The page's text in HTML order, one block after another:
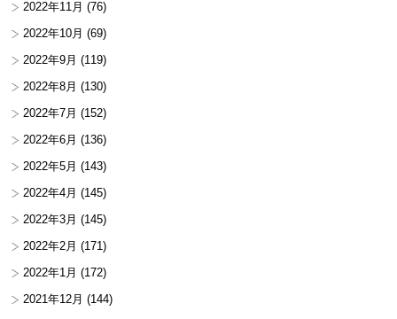
2022年11月 (76)
2022年10月 (69)
2022年9月 (119)
2022年8月 (130)
2022年7月 (152)
2022年6月 (136)
2022年5月 (143)
2022年4月 (145)
2022年3月 (145)
2022年2月 (171)
2022年1月 (172)
2021年12月 (144)